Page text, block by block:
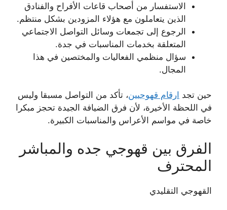
الاستفسار من أصحاب قاعات الأفراح والفنادق
الذين يتعاملون مع هؤلاء المزودين بشكل منتظم.
الرجوع إلى تجمعات وسائل التواصل الاجتماعي
المتعلقة بخدمات المناسبات في جدة.
سؤال منظمي الفعاليات والمختصين في هذا
المجال.
حين تجد ارقام قهوجيين، تأكد من التواصل مسبقا وليس
في اللحظة الأخيرة، لأن فرق الضيافة الجيدة تحجز مبكرا
خاصة في مواسم الأعراس والمناسبات الكبيرة.
الفرق بين قهوجي جده والمباشر
المحترف
القهوجي التقليدي